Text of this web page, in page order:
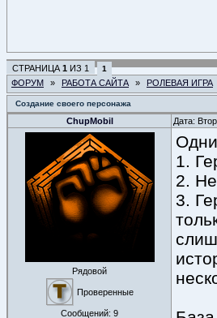
СТРАНИЦА 1 ИЗ 1 1
ФОРУМ » РАБОТА САЙТА » РОЛЕВАЯ ИГРА
Создание своего персонажа
ChupMobil Дата:
Рядовой
Проверенные
Сообщений: 9
1.
2.
3.